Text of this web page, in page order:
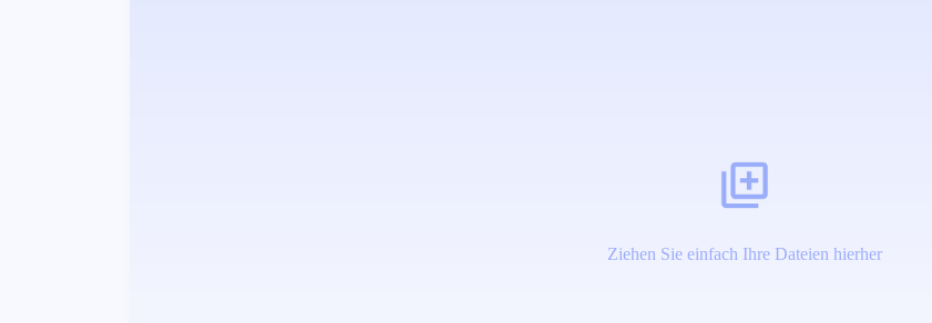
Ziehen Sie einfach Ihre Dateien hierher